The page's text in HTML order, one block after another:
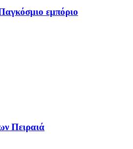
εμπόριο
Πειραιά